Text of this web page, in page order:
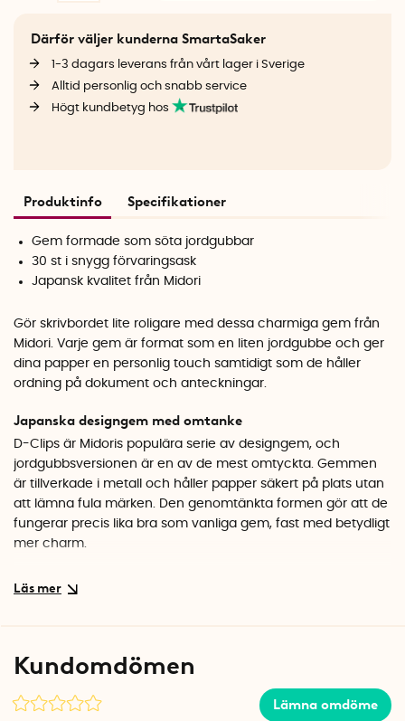
Därför väljer kunderna SmartaSaker
1-3 dagars leverans från vårt lager i Sverige
Alltid personlig och snabb service
Högt kundbetyg hos
Produktinfo Specifikationer
Gem formade som söta jordgubbar
30 st i snygg förvaringsask
Japansk kvalitet från Midori
Gör skrivbordet lite roligare med dessa charmiga gem från
Midori. Varje gem är format som en liten jordgubbe och ger
dina papper en personlig touch samtidigt som de håller
ordning på dokument och anteckningar.
Japanska designgem med omtanke
D-Clips är Midoris populära serie av designgem, och
jordgubbsversionen är en av de mest omtyckta. Gemmen
är tillverkade i metall och håller papper säkert på plats utan
att lämna fula märken. Den genomtänkta formen gör att de
fungerar precis lika bra som vanliga gem, fast med betydligt
mer charm.
Snygg förvaringsask ingår
någon som gillar söta kontorsdetaljer.
Specifikationer
Kundomdömen
Lämna omdöme